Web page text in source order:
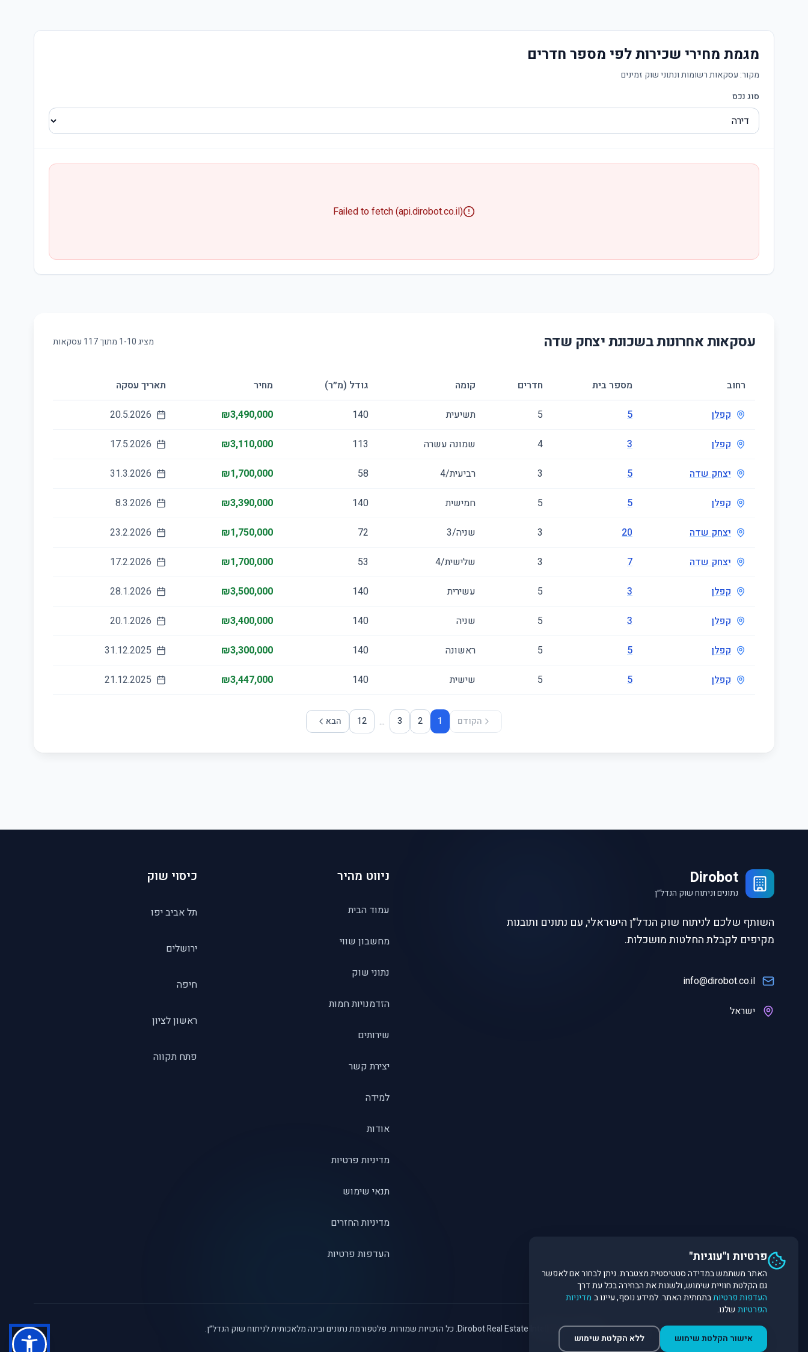
מגמת מחירי שכירות לפי מספר חדרים
מקור: עסקאות רשומות ונתוני שוק זמינים
סוג נכס
Failed to fetch (api.dirobot.co.il)
עסקאות אחרונות בשכונתיצחק שדה מציג 1-10 מתוך117 עסקאות
רחוב מספר בית חדרים קומה גודל (מ״ר) מחיר תאריך עסקה
קפלן 5
5 תשיעית 140
₪3,490,000
20.5.2026
קפלן 3
4 שמונה עשרה 113
₪3,110,000
17.5.2026
יצחק שדה 5
3 רביעית/4 58
₪1,700,000
31.3.2026
קפלן 5
5 חמישית 140
₪3,390,000
8.3.2026
יצחק שדה 20
3 שניה/3 72
₪1,750,000
23.2.2026
יצחק שדה 7
3 שלישית/4 53
₪1,700,000
17.2.2026
קפלן 3
5 עשירית 140
₪3,500,000
28.1.2026
קפלן 3
5 שניה 140
₪3,400,000
20.1.2026
קפלן 5
5 ראשונה 140
₪3,300,000
31.12.2025
קפלן 5
5 שישית 140
₪3,447,000
21.12.2025
הקודם 1
2
3
...
12 הבא
Dirobot
נתונים וניתוח שוק הנדל״ן
השותף שלכם לניתוח שוק הנדל״ן הישראלי, עם נתונים ותובנות
מקיפים לקבלת החלטות מושכלות.
info@dirobot.co.il
ישראל
ניווט מהיר
עמוד הבית
מחשבון שווי
נתוני שוק
הזדמנויות חמות
שירותים
יצירת קשר
למידה
אודות
מדיניות פרטיות
תנאי שימוש
מדיניות החזרים
העדפות פרטיות
כיסוי שוק
תל אביב יפו
ירושלים
חיפה
ראשון לציון
פתח תקווה
©
2026Dirobot Real Estate Intelligence. כל הזכויות שמורות. פלטפורמת נתונים ובינה מלאכותית לניתוח שוק הנדל״ן.
פרטיות ו"עוגיות"
האתר משתמש במדידה סטטיסטית מצטברת. ניתן לבחור אם לאפשר
גם הקלטת חוויית שימוש, ולשנות את הבחירה בכל עת דרך
העדפות פרטיותבתחתית האתר. למידע נוסף, עיינו ב מדיניות
הפרטיות שלנו.
אישור הקלטת שימוש ללא הקלטת שימוש